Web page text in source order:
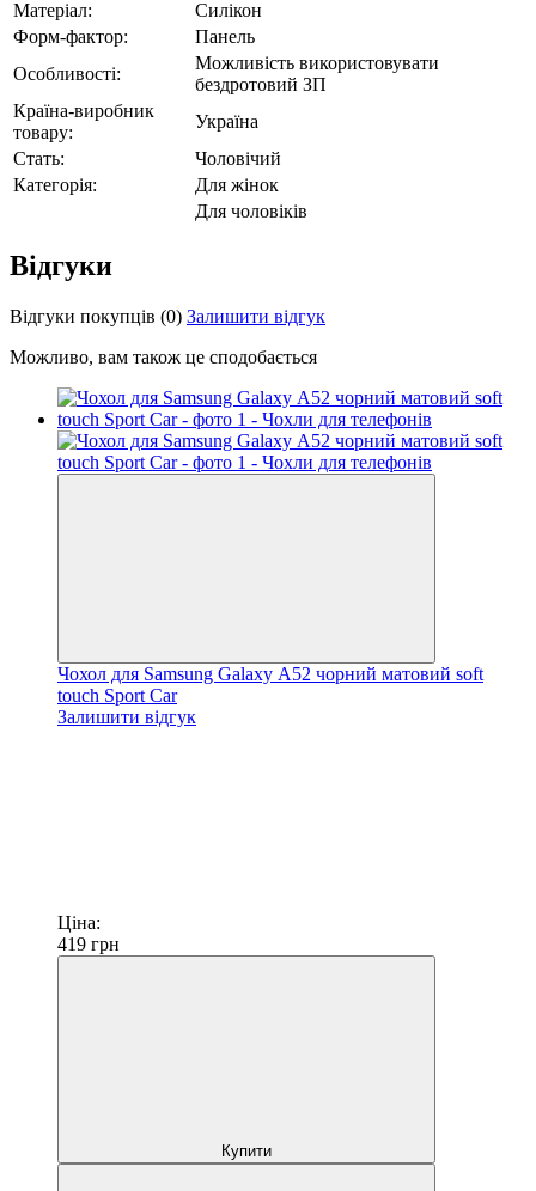
Матеріал:
Силікон
Форм-фактор:
Панель
Особливості:
Можливість використовувати
бездротовий ЗП
Країна-виробник
товару:
Україна
Стать:
Чоловічий
Категорія:
Для жінок
Для чоловіків
Відгуки
Відгуки покупців (0) Залишити відгук
Можливо, вам також це сподобається
Чохол для Samsung Galaxy А52 чорний матовий soft
touch Sport Car
Залишити відгук
Ціна:
419 грн
Купити